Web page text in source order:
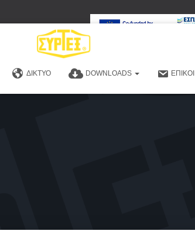
ΔΊΚΤΥΟ DOWNLOADS